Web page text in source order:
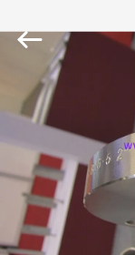
NHÀ
CÁC
SẢN
PHẨM
2026
Yuhong
Reserved.